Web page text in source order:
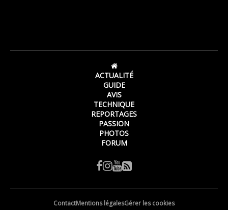
ACTUALITÉ
GUIDE
AVIS
TECHNIQUE
REPORTAGES
PASSION
PHOTOS
FORUM
ContactMentions légalesGérer les cookies